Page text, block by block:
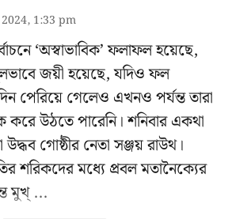
1:33 pm
‘অস্বাভাবিক’ ফলাফল হয়েছে,
জয়ী হয়েছে, যদিও ফল
পেরিয়ে গেলেও এখনও পর্যন্ত তারা
করে উঠতে পারেনি। শনিবার একথা
গোষ্ঠীর নেতাসঞ্জয় রাউথ।
শরিকদের মধ্যে প্রবল মতানৈক্যের
মুখ্ ...